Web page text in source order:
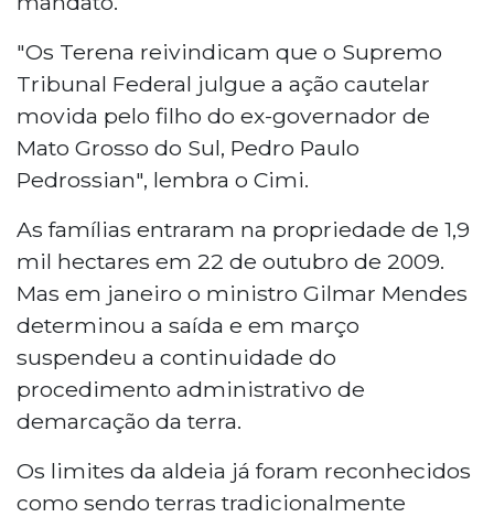
"Os Terena reivindicam que o Supremo
Tribunal Federal julgue a ação cautelar
movida pelo filho do ex-governador de
Mato Grosso do Sul, Pedro Paulo
Pedrossian", lembra o Cimi.
As famílias entraram na propriedade de 1,9
mil hectares em 22 de outubro de 2009.
Mas em janeiro o ministro Gilmar Mendes
determinou a saída e em março
suspendeu a continuidade do
procedimento administrativo de
demarcação da terra.
Os limites da aldeia já foram reconhecidos
como sendo terras tradicionalmente